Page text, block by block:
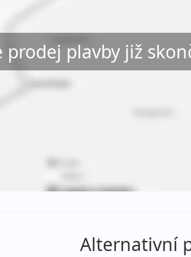
prodej plavby již
Alternativní